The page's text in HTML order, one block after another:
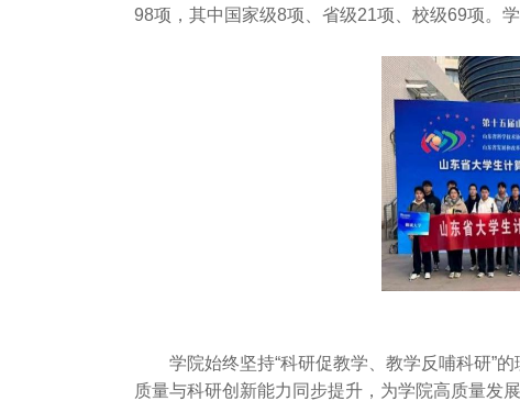
98项，其中国家级8项、省级21项、校级69项。
学院始终坚持“科研促教学、教学反哺科研”
质量与科研创新能力同步提升，为学院高质量发